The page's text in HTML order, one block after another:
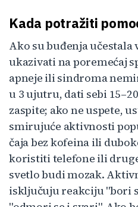
Kada potražiti
Ako su buđenja učestala
ukazivati na poremećaj
apneje ili sindroma
u 3 ujutru, dati sebi
zaspite; ako ne uspete,
smirujuće aktivnosti
čaja bez kofeina ili
koristiti telefone ili
svetlo budi mozak.
isključuju reakciju "bori